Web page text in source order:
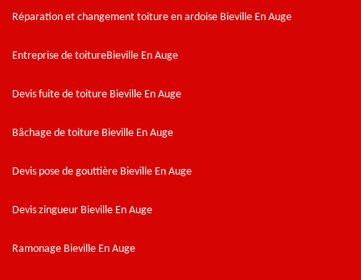
Réparation et changement toiture en ardoise Bieville En Auge
Entreprise de toitureBieville En Auge
Devis fuite de toiture Bieville En Auge
Bâchage de toiture Bieville En Auge
Devis pose de gouttière Bieville En Auge
Devis zingueur Bieville En Auge
Ramonage Bieville En Auge